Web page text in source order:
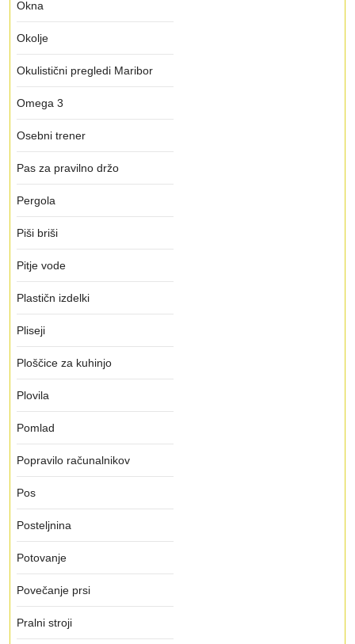
Okna
Okolje
Okulistični pregledi Maribor
Omega 3
Osebni trener
Pas za pravilno držo
Pergola
Piši briši
Pitje vode
Plastičn izdelki
Pliseji
Ploščice za kuhinjo
Plovila
Pomlad
Popravilo računalnikov
Pos
Posteljnina
Potovanje
Povečanje prsi
Pralni stroji